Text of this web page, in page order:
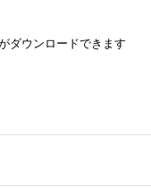
ダウンロードできます